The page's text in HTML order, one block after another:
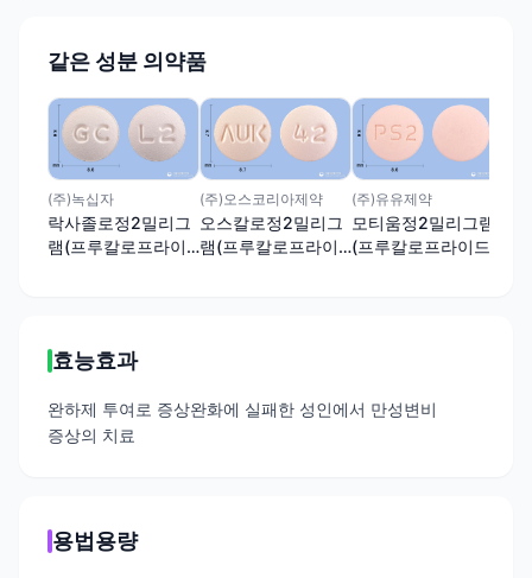
같은 성분 의약품
(주)녹십자
락사졸로정2밀리그
램(프루칼로프라이
(주)오스코리아제약
오스칼로정2밀리그
램(프루칼로프라이
(주)유유제약
모티움정2밀리그램
(프루칼로프라이드
효능효과
완하제 투여로 증상완화에 실패한 성인에서 만성변비
증상의 치료
용법용량